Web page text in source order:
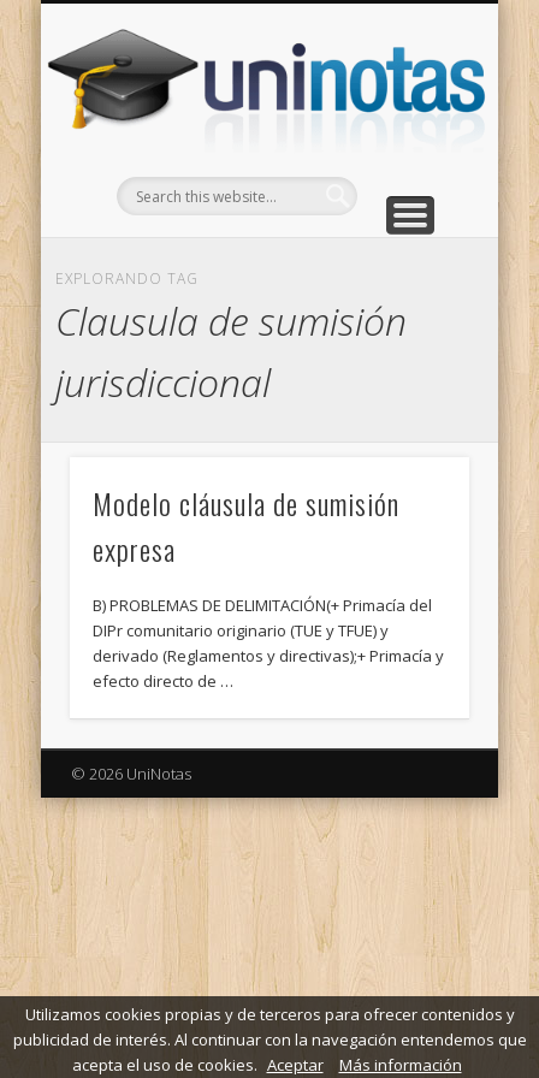
EXPLORANDO TAG
Clausula de sumisión
jurisdiccional
Modelo cláusula de sumisión
expresa
B) PROBLEMAS DE DELIMITACIÓN(+ Primacía del
DIPr comunitario originario (TUE y TFUE) y
derivado (Reglamentos y directivas);+ Primacía y
efecto directo de …
© 2026 UniNotas
Utilizamos cookies propias y de terceros para ofrecer contenidos y
publicidad de interés. Al continuar con la navegación entendemos que
acepta el uso de cookies. Aceptar Más información